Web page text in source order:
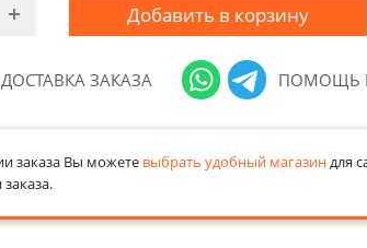
Добавить в корзину
ЗАКАЗА ПОМОЩЬ
заказа Вы можете выбрать удобный магазиндля